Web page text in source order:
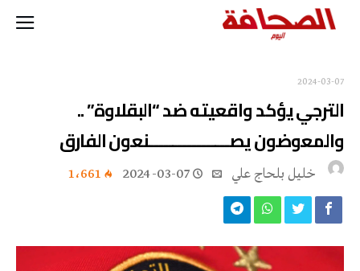
2024-03-07
الترجي يؤكد واقعيته ضد “البقلاوة” ..
والمعوضون يصـــــــــــــــــنعون الفارق
خليل‭ ‬بلحاج‭ ‬علي 2024-03-07 1٬661